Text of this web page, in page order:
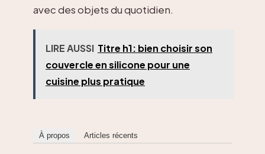
avec des objets du quotidien.
LIRE AUSSI Titre h1: bien choisir son
couvercle en silicone pour une
cuisine plus pratique
À propos Articles récents